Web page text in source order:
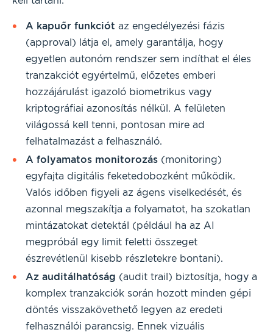
A kapuőr funkciót az engedélyezési fázis
(approval) látja el, amely garantálja, hogy
egyetlen autonóm rendszer sem indíthat el éles
tranzakciót egyértelmű, előzetes emberi
hozzájárulást igazoló biometrikus vagy
kriptográfiai azonosítás nélkül. A felületen
világossá kell tenni, pontosan mire ad
felhatalmazást a felhasználó.
A folyamatos monitorozás (monitoring)
egyfajta digitális feketedobozként működik.
Valós időben figyeli az ágens viselkedését, és
azonnal megszakítja a folyamatot, ha szokatlan
mintázatokat detektál (például ha az AI
megpróbál egy limit feletti összeget
észrevétlenül kisebb részletekre bontani).
Az auditálhatóság (audit trail) biztosítja, hogy a
komplex tranzakciók során hozott minden gépi
döntés visszakövethető legyen az eredeti
felhasználói parancsig. Ennek vizuális